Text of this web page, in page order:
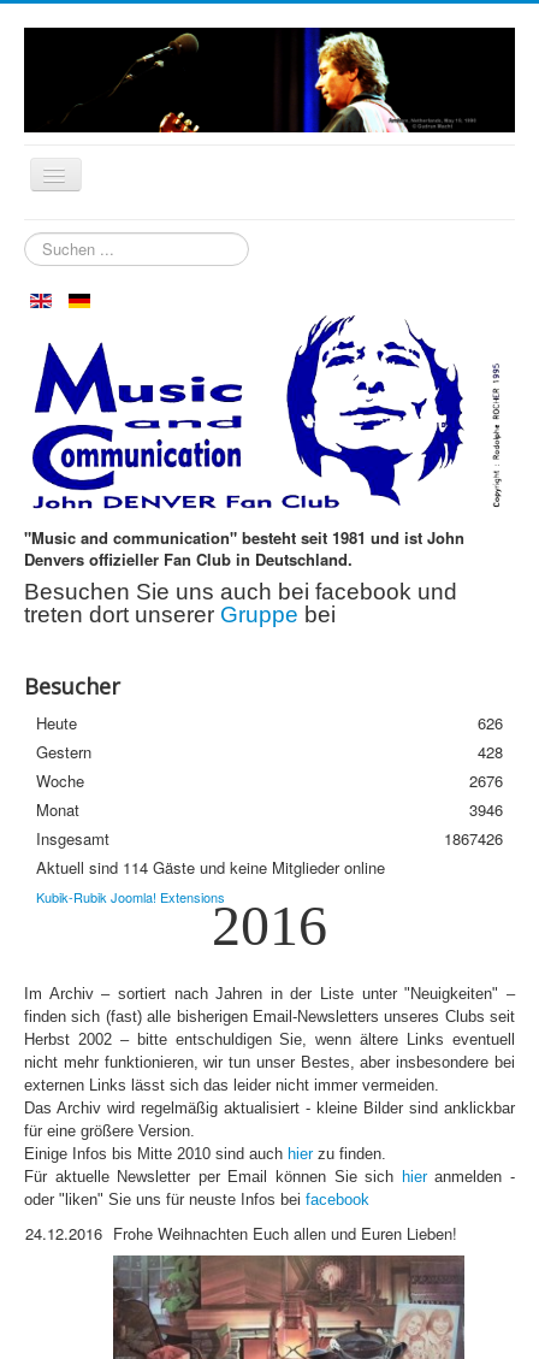
Startseite
Neuigkeiten
Aspen im Oktober
Clubtreffen
Die ersten 30 Jahre
Streuobstwiese
Newsletter
Datenschutzerklärung
Suchen
...
"Music and communication" besteht seit 1981 und ist John
Denvers offizieller Fan Club in Deutschland.
Besuchen Sie uns auch bei facebook und
treten dort unserer Gruppe bei
Besucher
Heute
626
Gestern
428
Woche
2676
Monat
3946
Insgesamt
1867426
Aktuell sind 114 Gäste und keine Mitglieder online
Kubik-Rubik Joomla! Extensions2016
Im Archiv – sortiert nach Jahren in der Liste unter "Neuigkeiten" –
finden sich (fast) alle bisherigen Email-Newsletters unseres Clubs seit
Herbst 2002 – bitte entschuldigen Sie, wenn ältere Links eventuell
nicht mehr funktionieren, wir tun unser Bestes, aber insbesondere bei
externen Links lässt sich das leider nicht immer vermeiden.
Das Archiv wird regelmäßig aktualisiert - kleine Bilder sind anklickbar
für eine größere Version.
Einige Infos bis Mitte 2010 sind auch hierzu finden.
Für aktuelle Newsletter per Email können Sie sich hieranmelden -
oder "liken" Sie uns für neuste Infos bei facebook
24.12.2016 Frohe Weihnachten Euch allen und Euren Lieben!